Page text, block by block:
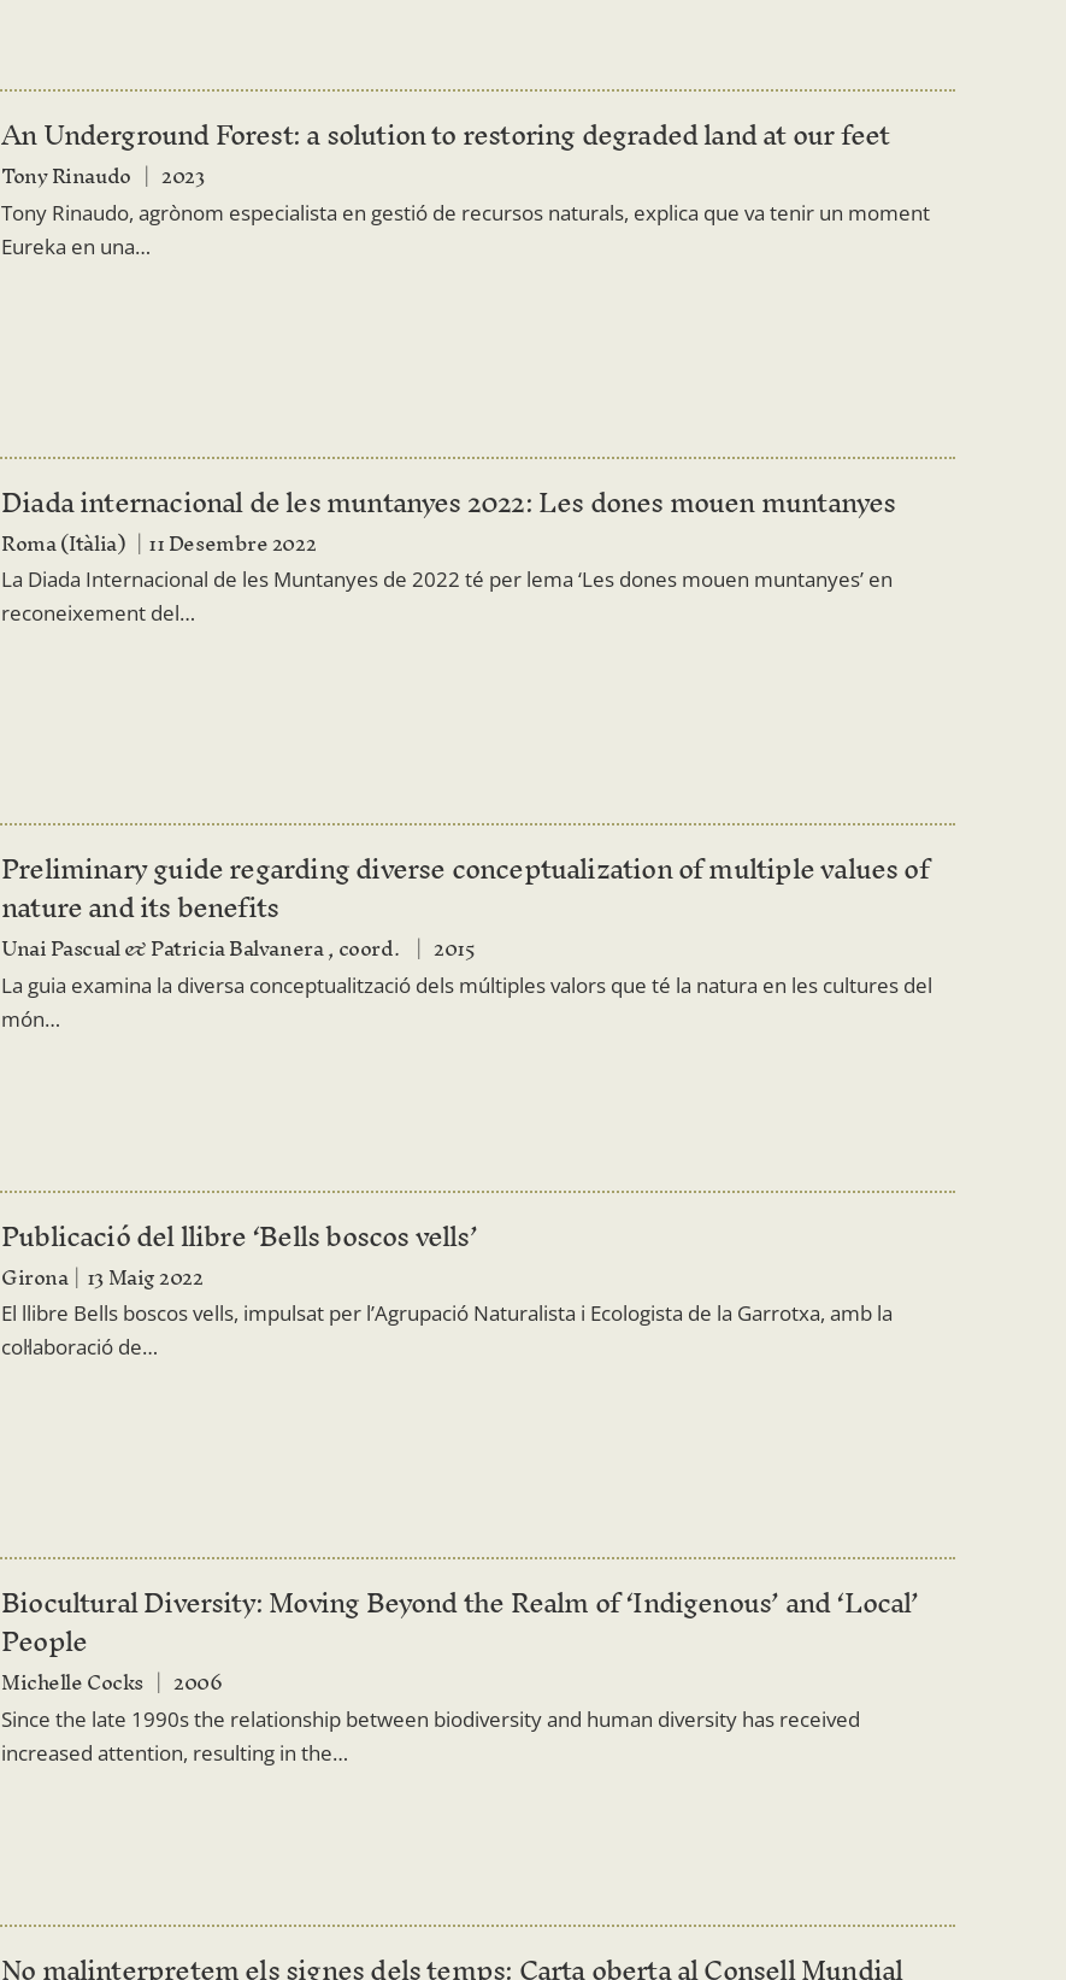
An Underground Forest: a solution to restoring degraded land at our feet
Tony Rinaudo 2023
Tony Rinaudo, agrònom especialista en gestió de recursos naturals, explica que va tenir un moment
Eureka en una…
Diada internacional de les muntanyes 2022: Les dones mouen muntanyes
Roma (Itàlia) 11 Desembre 2022
La Diada Internacional de les Muntanyes de 2022 té per lema ‘Les dones mouen muntanyes’ en
reconeixement del…
Preliminary guide regarding diverse conceptualization of multiple values of
nature and its benefits
Unai Pascual & Patricia Balvanera , coord. 2015
La guia examina la diversa conceptualització dels múltiples valors que té la natura en les cultures del
món…
Publicació del llibre ‘Bells boscos vells’
Girona 13 Maig 2022
El llibre Bells boscos vells, impulsat per l’Agrupació Naturalista i Ecologista de la Garrotxa, amb la
col·laboració de…
Biocultural Diversity: Moving Beyond the Realm of ‘Indigenous’ and ‘Local’
People
Michelle Cocks 2006
Since the late 1990s the relationship between biodiversity and human diversity has received
increased attention, resulting in the…